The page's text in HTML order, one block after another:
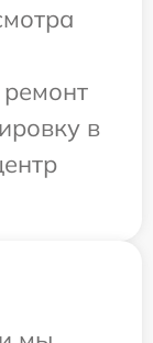
в